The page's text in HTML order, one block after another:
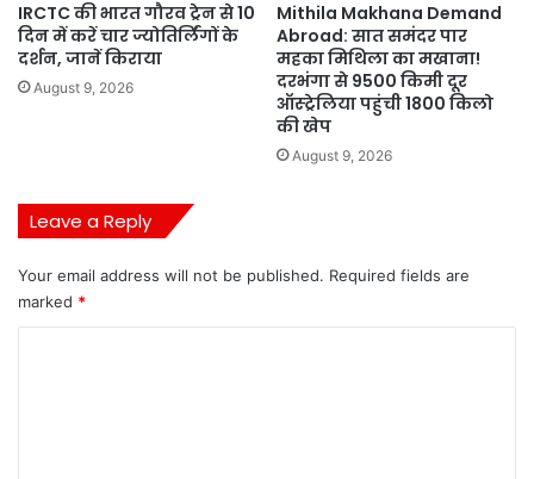
IRCTC की भारत गौरव ट्रेन से 10
दिन में करें चार ज्योतिर्लिंगों के
दर्शन, जानें किराया
August 9, 2026
Mithila Makhana Demand
Abroad: सात समंदर पार
महका मिथिला का मखाना!
दरभंगा से 9500 किमी दूर
ऑस्ट्रेलिया पहुंची 1800 किलो
की खेप
August 9, 2026
Leave a Reply
Your email address will not be published. Required fields are
marked *